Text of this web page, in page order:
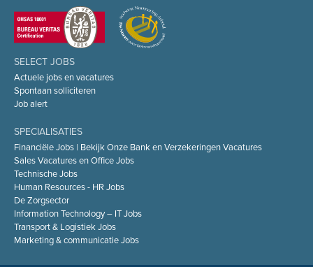
SELECT JOBS
Actuele jobs en vacatures
Spontaan solliciteren
Job alert
SPECIALISATIES
Financiële Jobs | Bekijk Onze Bank en Verzekeringen Vacatures
Sales Vacatures en Office Jobs
Technische Jobs
Human Resources - HR Jobs
De Zorgsector
Information Technology – IT Jobs
Transport & Logistiek Jobs
Marketing & communicatie Jobs